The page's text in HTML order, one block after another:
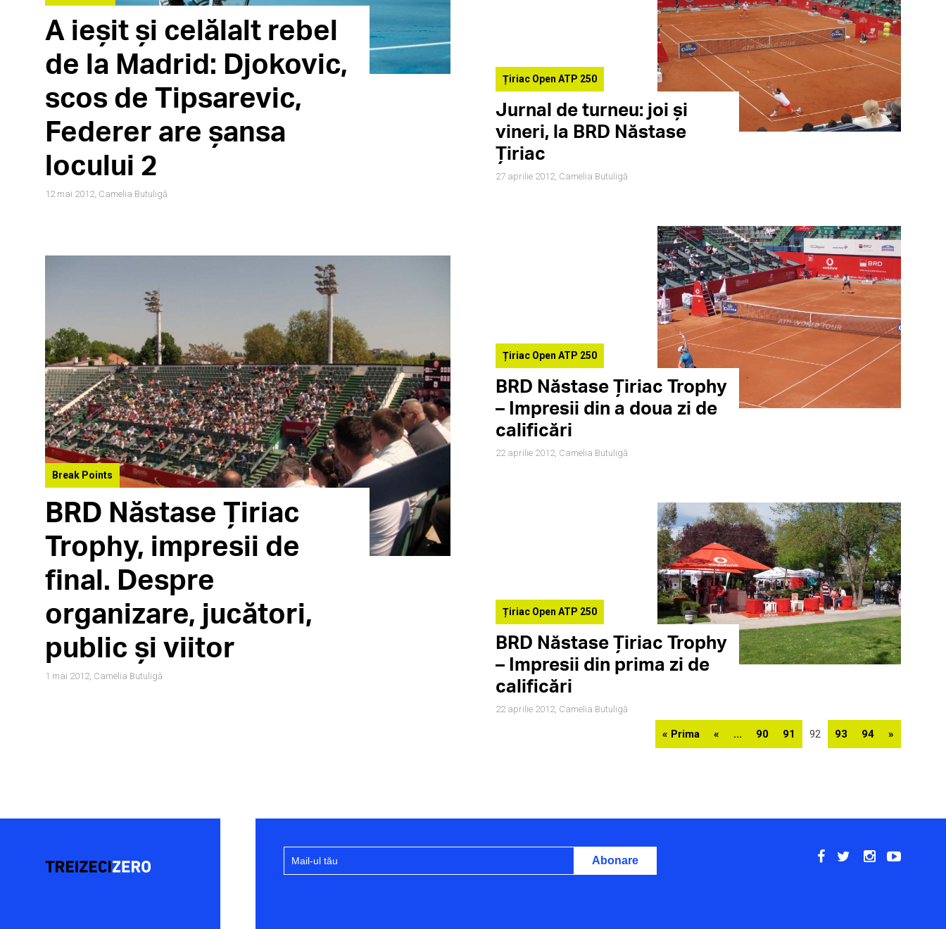
A ieșit și celălalt rebel
de la Madrid: Djokovic,
scos de Tipsarevic,
Federer are șansa
locului 2
12 mai 2012, Camelia Butuligă
Break Points
BRD Năstase Țiriac
Trophy, impresii de
final. Despre
organizare, jucători,
public și viitor
1 mai 2012, Camelia Butuligă
Țiriac Open ATP 250
Jurnal de turneu: joi și
vineri, la BRD Năstase
Țiriac
27 aprilie 2012, Camelia Butuligă
Țiriac Open ATP 250
BRD Năstase Țiriac Trophy
– Impresii din a doua zi de
calificări
22 aprilie 2012, Camelia Butuligă
Țiriac Open ATP 250
BRD Năstase Țiriac Trophy
– Impresii din prima zi de
calificări
22 aprilie 2012, Camelia Butuligă
« Prima « ... 90 91 92 93 94 »